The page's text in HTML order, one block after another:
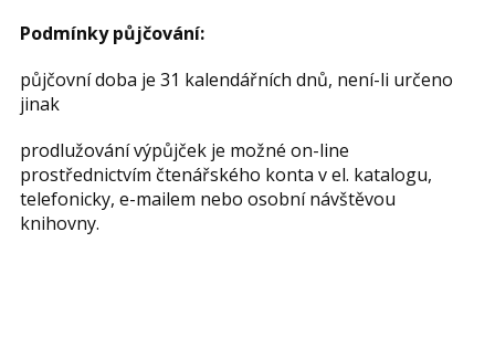
Podmínky půjčování:
půjčovní doba je 31 kalendářních dnů, není-li určeno
jinak
prodlužování výpůjček je možné on-line
prostřednictvím čtenářského konta v el. katalogu,
telefonicky, e-mailem nebo osobní návštěvou
knihovny.